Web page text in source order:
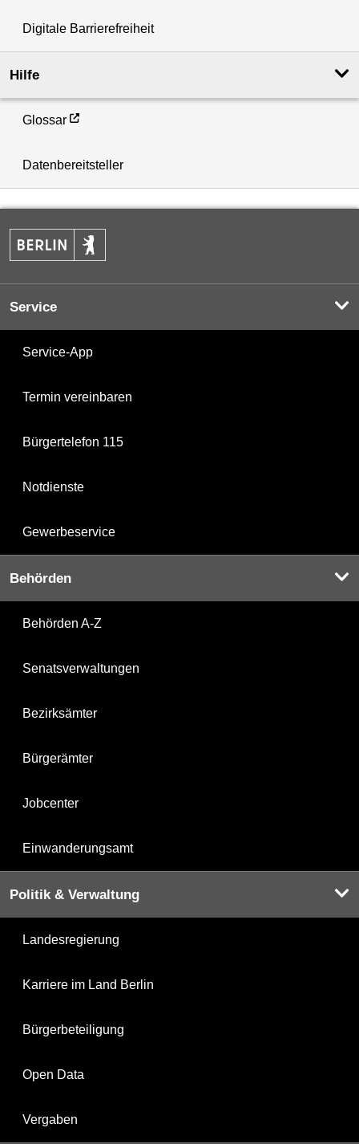
Digitale Barrierefreiheit
Hilfe
Glossar
Datenbereitsteller
Service
Service-App
Termin vereinbaren
Bürgertelefon 115
Notdienste
Gewerbeservice
Behörden
Behörden A-Z
Senatsverwaltungen
Bezirksämter
Bürgerämter
Jobcenter
Einwanderungsamt
Politik & Verwaltung
Landesregierung
Karriere im Land Berlin
Bürgerbeteiligung
Open Data
Vergaben